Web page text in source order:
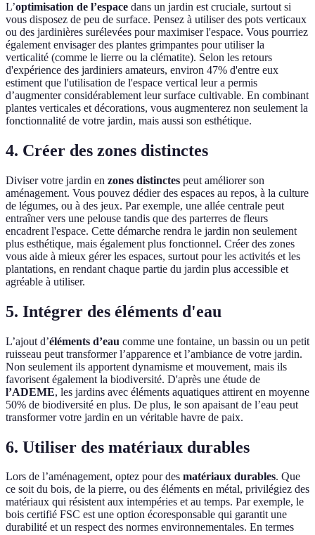
L’optimisation de l’espace dans un jardin est cruciale, surtout si
vous disposez de peu de surface. Pensez à utiliser des pots verticaux
ou des jardinières surélevées pour maximiser l'espace. Vous pourriez
également envisager des plantes grimpantes pour utiliser la
verticalité (comme le lierre ou la clématite). Selon les retours
d'expérience des jardiniers amateurs, environ 47% d'entre eux
estiment que l'utilisation de l'espace vertical leur a permis
d’augmenter considérablement leur surface cultivable. En combinant
plantes verticales et décorations, vous augmenterez non seulement la
fonctionnalité de votre jardin, mais aussi son esthétique.
4. Créer des zones distinctes
Diviser votre jardin en zones distinctes peut améliorer son
aménagement. Vous pouvez dédier des espaces au repos, à la culture
de légumes, ou à des jeux. Par exemple, une allée centrale peut
entraîner vers une pelouse tandis que des parterres de fleurs
encadrent l'espace. Cette démarche rendra le jardin non seulement
plus esthétique, mais également plus fonctionnel. Créer des zones
vous aide à mieux gérer les espaces, surtout pour les activités et les
plantations, en rendant chaque partie du jardin plus accessible et
agréable à utiliser.
5. Intégrer des éléments d'eau
L’ajout d’éléments d’eau comme une fontaine, un bassin ou un petit
ruisseau peut transformer l’apparence et l’ambiance de votre jardin.
Non seulement ils apportent dynamisme et mouvement, mais ils
favorisent également la biodiversité. D'après une étude de
l’ADEME, les jardins avec éléments aquatiques attirent en moyenne
50% de biodiversité en plus. De plus, le son apaisant de l’eau peut
transformer votre jardin en un véritable havre de paix.
6. Utiliser des matériaux durables
Lors de l’aménagement, optez pour des matériaux durables. Que
ce soit du bois, de la pierre, ou des éléments en métal, privilégiez des
matériaux qui résistent aux intempéries et au temps. Par exemple, le
bois certifié FSC est une option écoresponsable qui garantit une
durabilité et un respect des normes environnementales. En termes